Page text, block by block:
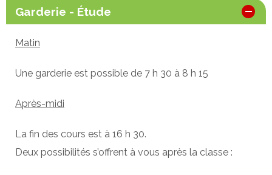
Inscription
Projet éducatif
Projet d'établissement
Garderie - Étude
Matin
Une garderie est possible de 7 h 30 à 8 h 15
Après-midi
La fin des cours est à 16 h 30.
Deux possibilités s’offrent à vous après la classe :